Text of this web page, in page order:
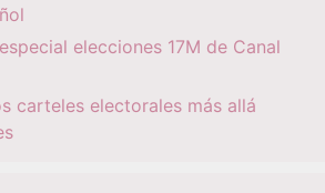
elecciones 17M de Canal
carteles electorales más allá